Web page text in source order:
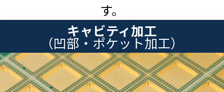
す。
キャビティ加工
（凹部・ポケット加工）